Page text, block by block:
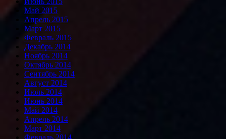
Май 2015
Апрель 2015
Март 2015
Февраль 2015
Декабрь 2014
Ноябрь 2014
Октябрь 2014
Сентябрь 2014
Август 2014
Июль 2014
Июнь 2014
Май 2014
Апрель 2014
Март 2014
Февраль 2014